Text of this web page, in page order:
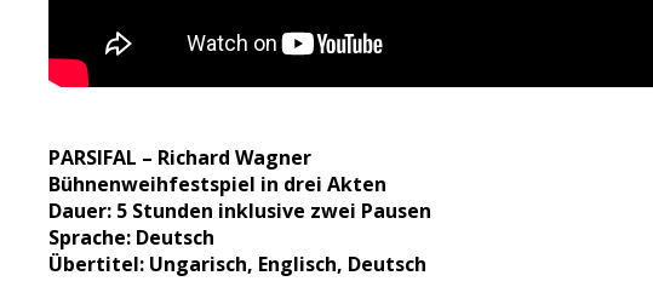
PARSIFAL – Richard Wagner
Bühnenweihfestspiel in drei Akten
Dauer: 5 Stunden inklusive zwei Pausen
Sprache: Deutsch
Übertitel: Ungarisch, Englisch, Deutsch